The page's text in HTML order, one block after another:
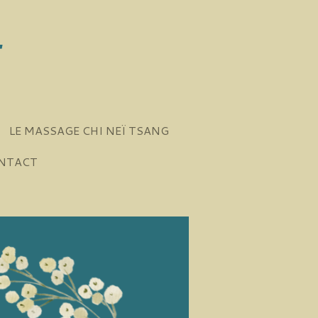
LE MASSAGE CHI NEÏ TSANG